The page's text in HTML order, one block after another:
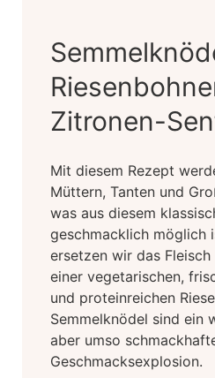
Zitronen-
Mit diesem Rezept
Müttern, Tanten und
was aus diesem
geschmacklich möglich
ersetzen wir das
einer vegetarischen,
und proteinreichen
Semmelknödel sind ein
aber umso
Geschmacksexplosion.